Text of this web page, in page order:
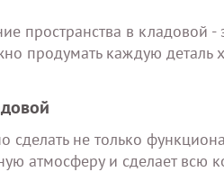
пространства в кладовой
продумать каждую деталь
сделать не только
атмосферу и сделает всю